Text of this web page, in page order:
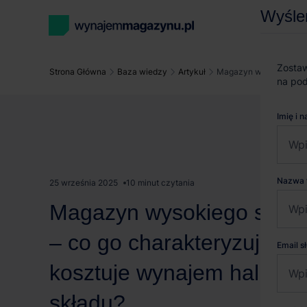
Strona Główna Baza wiedzy Artykuł Magazyn wysokiego
25 września 2025 10 minut czytania
Magazyn wysokiego
– co go charakteryzuje?
kosztuje wynajem hali
na
Imię i
Nazwa
Email